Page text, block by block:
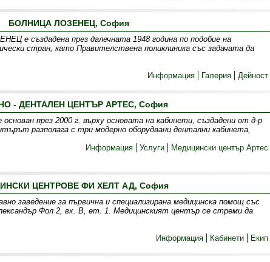
БОЛНИЦА ЛОЗЕНЕЦ, София
е създадена през далечната 1948 година по подобие на
стран, като Правителствена поликлиника със задачата да
Информация
Галерия Дейност
- ДЕНТАЛЕН ЦЕНТЪР АРТЕС, София
през 2000 г. върху основата на кабинети, създадени от д-р
разполага с три модерно оборудвани дентални кабинета,
Информация
Услуги Медицински център Артес
ЦЕНТРОВЕ ФИ ХЕЛТ АД, София
заведение за първична и специализирана медицинска помощ със
Фол 2, вх. В, ет. 1. Медицинският център се стреми да
Информация
Кабинети Екип